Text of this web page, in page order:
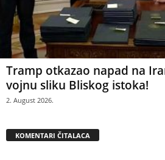
Tramp otkazao napad na
vojnu sliku Bliskog istoka!
2. August 2026.
KOMENTARI ČITALACA